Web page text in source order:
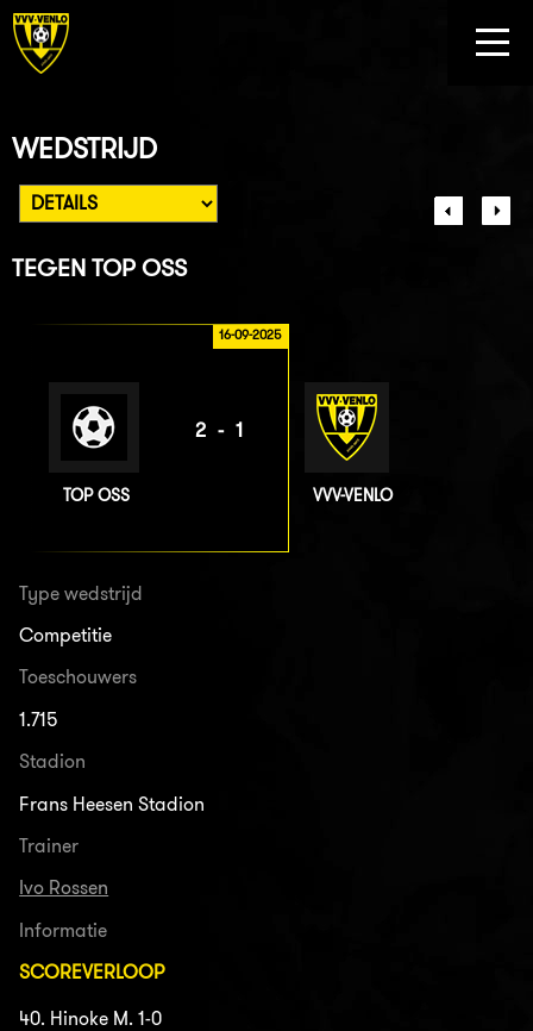
WEDSTRIJD
TEGEN TOP OSS
16-09-2025
TOP OSS
2-1
VVV-VENLO
Type wedstrijd
Competitie
Toeschouwers
1.715
Stadion
Frans Heesen Stadion
Trainer
Ivo Rossen
Informatie
SCOREVERLOOP
40. Hinoke M. 1-0